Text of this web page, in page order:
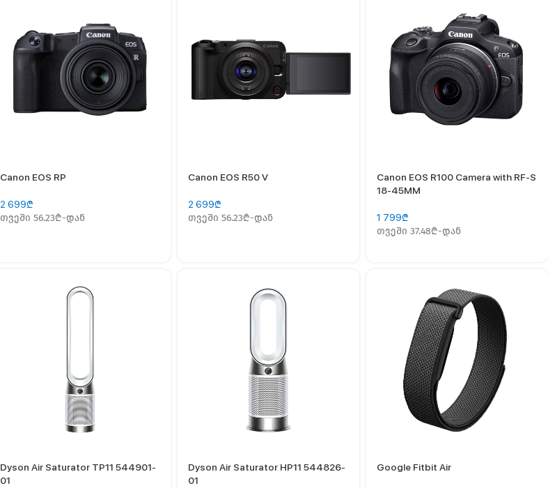
Canon EOS RP
2 699₾
თვეში 56.23₾-დან
Canon EOS R50 V
2 699₾
თვეში 56.23₾-დან
Canon EOS R100 Camera with RF-S
18-45MM
1 799₾
თვეში 37.48₾-დან
Dyson Air Saturator TP11 544901-
01
Dyson Air Saturator HP11 544826-
01
Google Fitbit Air